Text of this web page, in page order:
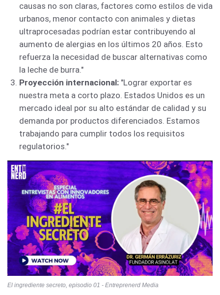
causas no son claras, factores como estilos de vida
urbanos, menor contacto con animales y dietas
ultraprocesadas podrían estar contribuyendo al
aumento de alergias en los últimos 20 años. Esto
refuerza la necesidad de buscar alternativas como
la leche de burra."
Proyección internacional: "Lograr exportar es
nuestra meta a corto plazo. Estados Unidos es un
mercado ideal por su alto estándar de calidad y su
demanda por productos diferenciados. Estamos
trabajando para cumplir todos los requisitos
regulatorios."
El ingrediente secreto, episodio 01 - Entreprenerd Media